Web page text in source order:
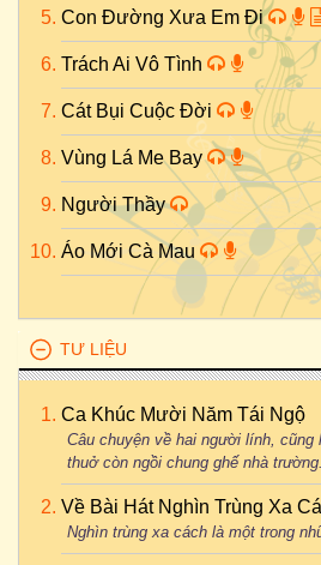
Con Đường Xưa Em Đi
Trách Ai Vô Tình
Cát Bụi Cuộc Đời
Vùng Lá Me Bay
Người Thầy
Áo Mới Cà Mau
TƯ LIỆU
Ca Khúc Mười Năm Tái Ngộ
Câu chuyện về hai người lính, cũng
thuở còn ngồi chung ghế nhà
Về Bài Hát Nghìn Trùng Xa
Nghìn trùng xa cách là một trong